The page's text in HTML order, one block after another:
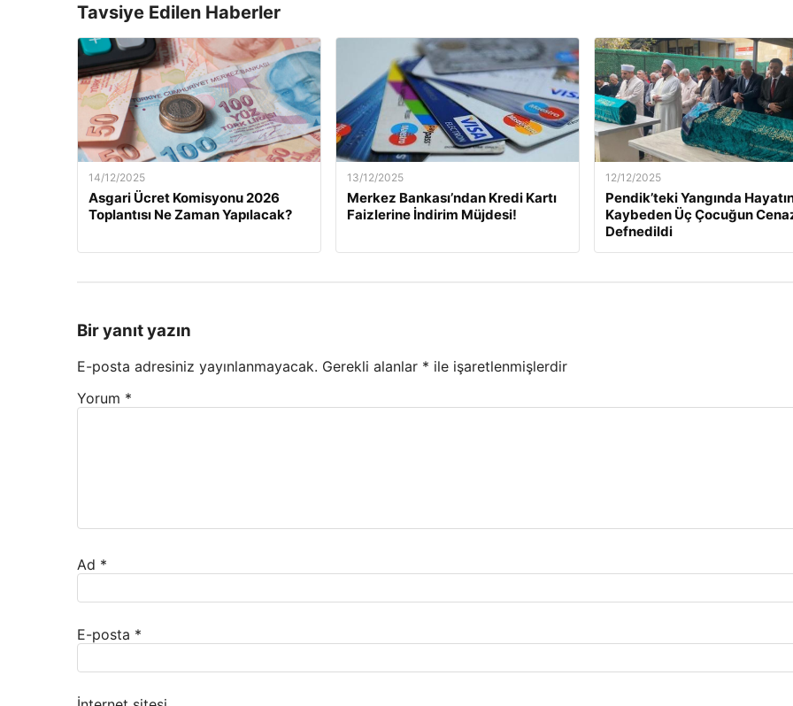
Tavsiye Edilen Haberler
14/12/2025
Asgari Ücret Komisyonu 2026
Toplantısı Ne Zaman Yapılacak?
13/12/2025
Merkez Bankası’ndan Kredi Kartı
Faizlerine İndirim Müjdesi!
12/12/2025
Pendik’teki Yangında
Kaybeden Üç Çocuğun
Defnedildi
Bir yanıt yazın
E-posta adresiniz yayınlanmayacak. Gerekli alanlar * ile işaretlenmişlerdir
Yorum *
Ad *
E-posta *